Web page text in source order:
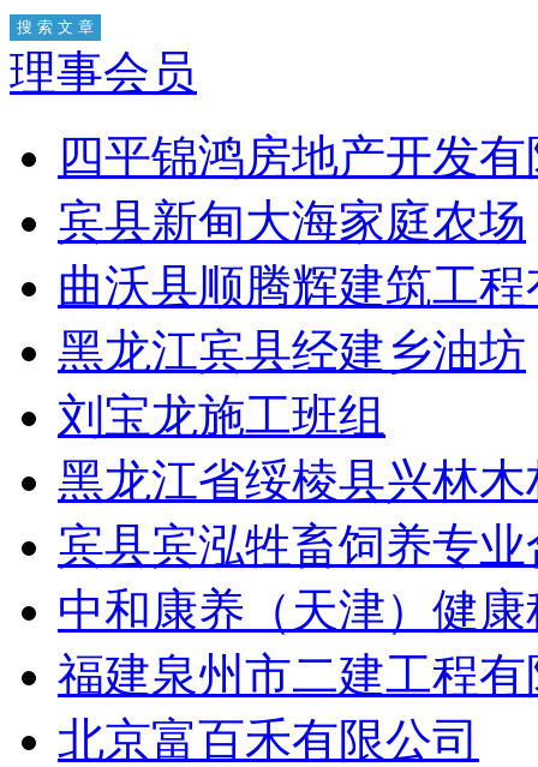
理事会员
四平锦鸿房地产开发
宾县新甸大海家庭农场
曲沃县顺腾辉建筑工
黑龙江宾县经建乡油坊
刘宝龙施工班组
黑龙江省绥棱县兴林
宾县宾泓牲畜饲养专
中和康养（天津）健
福建泉州市二建工程
北京富百禾有限公司